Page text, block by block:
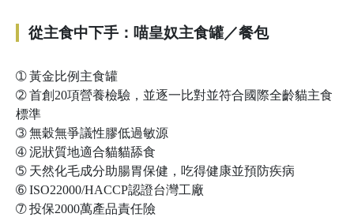
從主食中下手：喵皇奴主食罐／餐包
➀黃金比例主食罐
➁首創20項營養檢驗，並逐一比對並符合國際全齡貓主食
標準
➂無穀無爭議性膠低過敏源
➃泥狀質地適合貓貓舔食
➄ 天然化毛成分助腸胃保健，吃得健康並預防疾病
➅ISO22000/HACCP認證台灣工廠
➆投保2000萬產品責任險